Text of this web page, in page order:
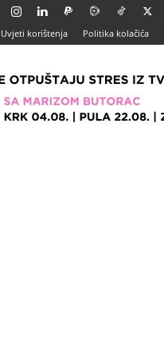
Uvjeti korištenja Politika kolačića